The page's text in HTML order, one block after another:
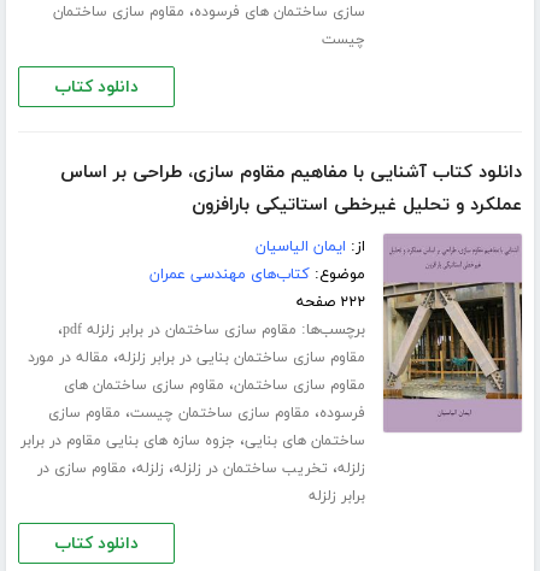
سازی ساختمان های فرسوده، مقاوم سازی ساختمان
چیست
دانلود کتاب
دانلود کتاب آشنایی با مفاهیم مقاوم سازی، طراحی بر اساس
عملکرد و تحلیل غیرخطی استاتیکی بارافزون
از: ایمان الیاسیان
موضوع:کتاب‌های مهندسی عمران
۲۲۲ صفحه
برچسب‌ها: مقاوم سازی ساختمان در برابر زلزله pdf ،
مقاوم سازی ساختمان بنایی در برابر زلزله، مقاله در مورد
مقاوم سازی ساختمان، مقاوم سازی ساختمان های
فرسوده، مقاوم سازی ساختمان چیست، مقاوم سازی
ساختمان های بنایی، جزوه سازه های بنایی مقاوم در برابر
زلزله، تخریب ساختمان در زلزله، زلزله، مقاوم سازی در
برابر زلزله
دانلود کتاب